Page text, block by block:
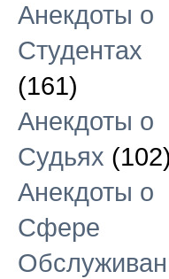
Анекдоты о
Студентах
(161)
Анекдоты о
Судьях
Анекдоты о
Сфере